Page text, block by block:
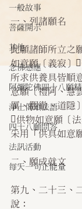
一般故事
菩薩開示
其他
念佛感應
阿彌陀佛四十八願
淨土偈頌法語
四十八願問答
法訊活動
每天一句正能量
一、列諸願名
此願諸師所立之
如意願〔義寂〕
所求供養具皆順
意願〔禮阿、慧
厲、觀徹、道隱
供物如意願〔
采用「供具如意
二、願成就文
第九、二十三、
說：